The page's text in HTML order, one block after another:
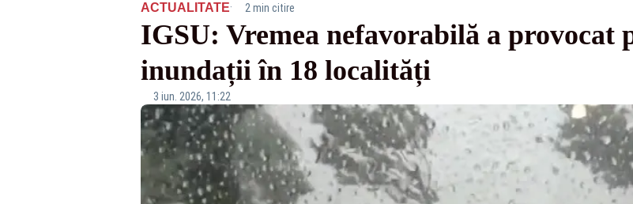
ACTUALITATE· 2 min citire
IGSU: Vremea nefavorabilă a provocat
inundații în 18 localități
3 iun. 2026, 11:22